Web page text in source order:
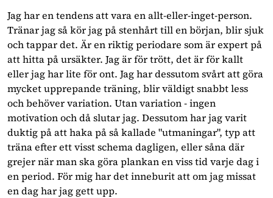
Jag har en tendens att vara en allt-eller-inget-person.
Tränar jag så kör jag på stenhårt till en början, blir sjuk
och tappar det. Är en riktig periodare som är expert på
att hitta på ursäkter. Jag är för trött, det är för kallt
eller jag har lite för ont. Jag har dessutom svårt att göra
mycket upprepande träning, blir väldigt snabbt less
och behöver variation. Utan variation - ingen
motivation och då slutar jag. Dessutom har jag varit
duktig på att haka på så kallade "utmaningar", typ att
träna efter ett visst schema dagligen, eller såna där
grejer när man ska göra plankan en viss tid varje dag i
en period. För mig har det inneburit att om jag missat
en dag har jag gett upp.